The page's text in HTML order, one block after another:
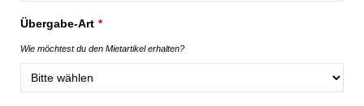
Übergabe-Art *
Wie möchtest du den Mietartikel erhalten?